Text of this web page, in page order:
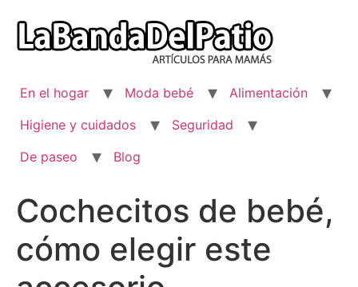
contenido
En el hogar Moda bebé
Alimentación
Higiene y cuidados
Seguridad
De paseo
Blog
Cochecitos de bebé,
cómo elegir este